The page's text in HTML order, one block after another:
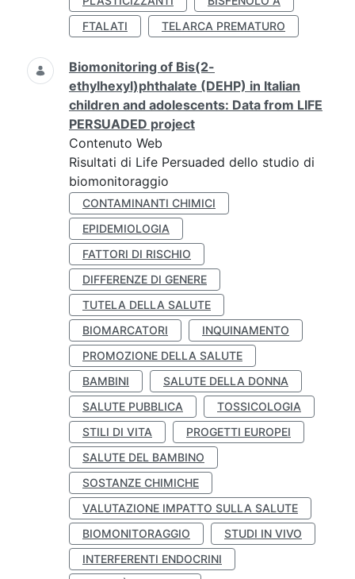
FTALATI
TELARCA PREMATURO
Biomonitoring of Bis(2-
ethylhexyl)phthalate (DEHP) in Italian
children and adolescents: Data from LIFE
PERSUADED project
Contenuto Web
Risultati di Life Persuaded dello studio di
biomonitoraggio
CONTAMINANTI CHIMICI
EPIDEMIOLOGIA
FATTORI DI RISCHIO
DIFFERENZE DI GENERE
TUTELA DELLA SALUTE
BIOMARCATORI
INQUINAMENTO
PROMOZIONE DELLA SALUTE
BAMBINI
SALUTE DELLA DONNA
SALUTE PUBBLICA
TOSSICOLOGIA
STILI DI VITA
PROGETTI EUROPEI
SALUTE DEL BAMBINO
SOSTANZE CHIMICHE
VALUTAZIONE IMPATTO SULLA SALUTE
BIOMONITORAGGIO
STUDI IN VIVO
INTERFERENTI ENDOCRINI